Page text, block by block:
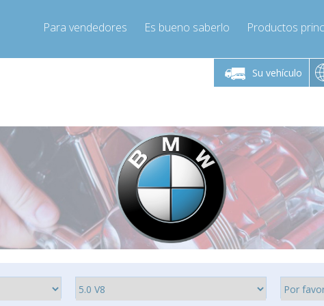
Para vendedores Es bueno saberlo Productos
Su vehículo
a viernes de 9:00 a De lunes a viernes de 9:00 a
16:00
Info@compressor-express.es
De lunes a